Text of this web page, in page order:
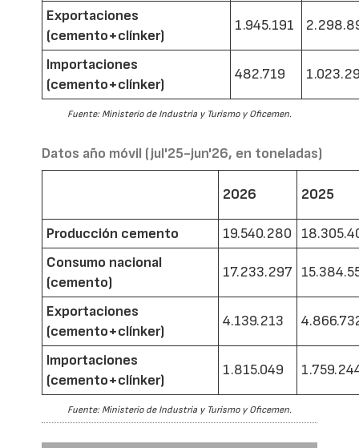
Exportaciones
(cemento+clínker)
1.945.191
Importaciones
(cemento+clínker)
482.719
Fuente: Ministerio de Industria y Turismo y Oficemen.
Datos año móvil (jul'25-jun'26, en toneladas)
2026 2025
Producción cemento 19.540.280
Consumo nacional
(cemento)
17.233.297
Exportaciones
(cemento+clínker)
4.139.213
Importaciones
(cemento+clínker)
1.815.049
Fuente: Ministerio de Industria y Turismo y Oficemen.